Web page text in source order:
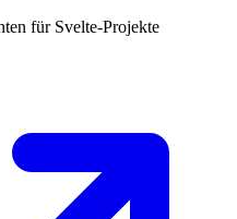
für Svelte-Projekte